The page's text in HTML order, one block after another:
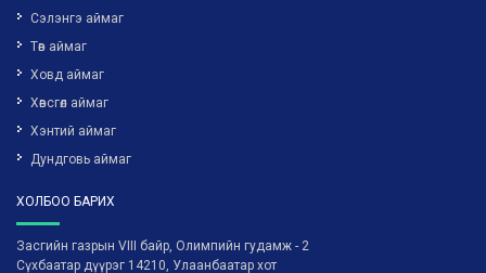
Сэлэнгэ аймаг
Төв аймаг
Ховд аймаг
Хөвсгөл аймаг
Хэнтий аймаг
Дундговь аймаг
ХОЛБОО БАРИХ
Засгийн газрын VIII байр, Олимпийн гудамж - 2
Сүхбаатар дүүрэг 14210, Улаанбаатар хот